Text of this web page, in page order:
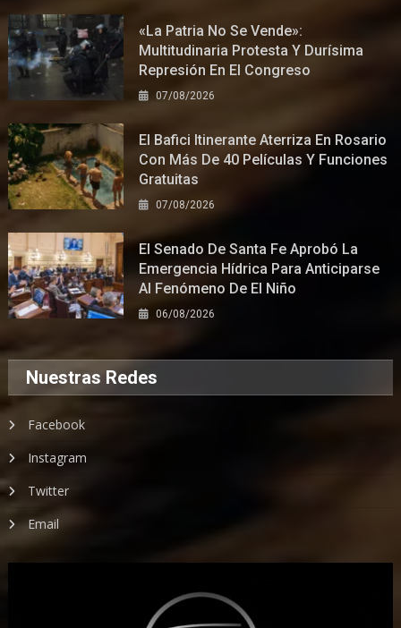
«La Patria No Se Vende»:
Multitudinaria Protesta Y Durísima
Represión En El Congreso
07/08/2026
El Bafici Itinerante Aterriza En Rosario
Con Más De 40 Películas Y Funciones
Gratuitas
07/08/2026
El Senado De Santa Fe Aprobó La
Emergencia Hídrica Para Anticiparse
Al Fenómeno De El Niño
06/08/2026
Nuestras Redes
Facebook
Instagram
Twitter
Email